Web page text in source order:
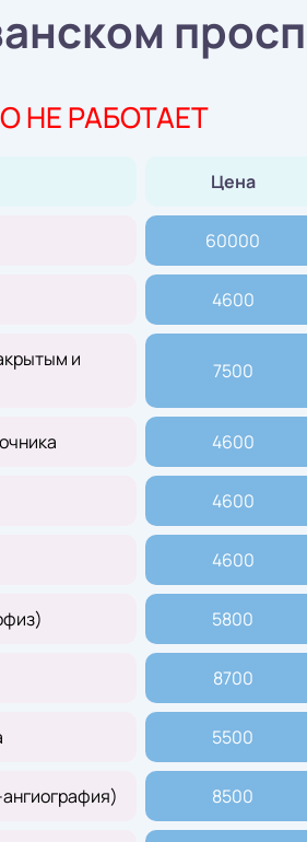
НЕ РАБОТАЕТ
Цена
60000
4600
и
7500
4600
4600
4600
5800
8700
5500
8500